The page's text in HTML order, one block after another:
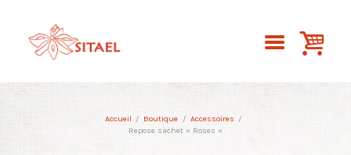
Accueil Boutique
Accessoires
Repose sachet « Roses »